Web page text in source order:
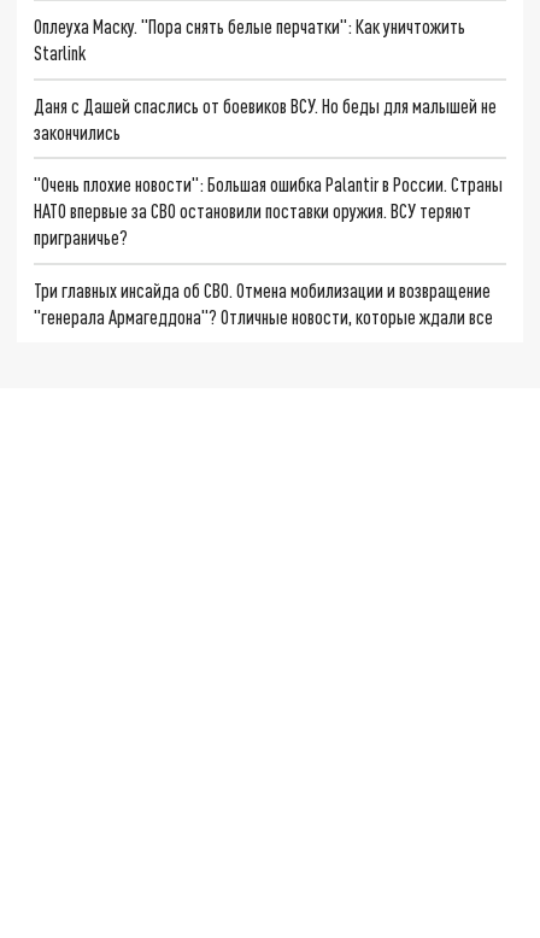
Оплеуха Маску. "Пора снять белые перчатки": Как уничтожить
Starlink
Даня с Дашей спаслись от боевиков ВСУ. Но беды для малышей не
закончились
"Очень плохие новости": Большая ошибка Palantir в России. Страны
НАТО впервые за СВО остановили поставки оружия. ВСУ теряют
приграничье?
Три главных инсайда об СВО. Отмена мобилизации и возвращение
"генерала Армагеддона"? Отличные новости, которые ждали все